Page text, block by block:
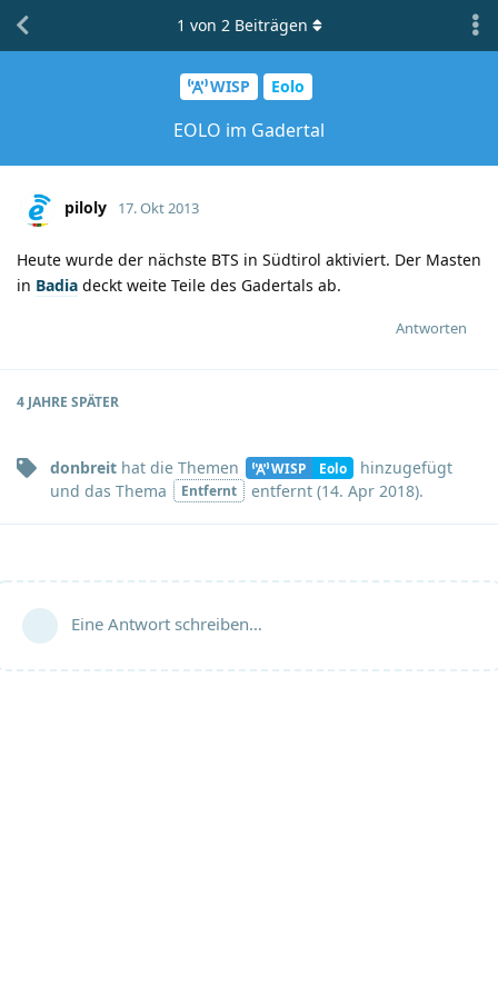
WISP Eolo
EOLO im Gadertal
1 von 2Beiträgen
piloly 17. Okt 2013
Heute wurde der nächste BTS in Südtirol aktiviert. Der Masten
in Badia deckt weite Teile des Gadertals ab.
Antworten
4 JAHRE SPÄTER
donbreit hat die Themen WISP Eolo
hinzugefügt
und das Thema Entfernt entfernt (14. Apr 2018).
Eine Antwort schreiben…